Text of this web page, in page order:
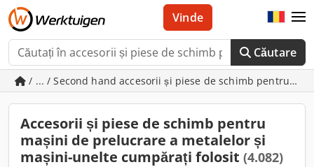
Căutare
Vinde
/ ... / Second hand accesorii și piese de schimb pentru
Accesorii și piese de schimb pentru
mașini de prelucrare a metalelor și
mașini-unelte cumpărați folosit (4.082)